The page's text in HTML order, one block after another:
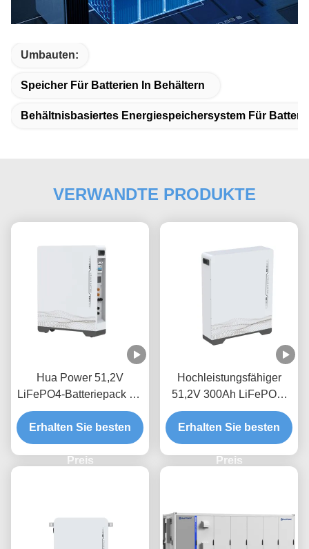
Umbauten:
Speicher Für Batterien In Behältern
Behältnisbasiertes Energiespeichersystem Für
VERWANDTE PRODUKTE
Hua Power 51,2V
LiFePO4-Batteriepack mit
200Ah Kapazität und
10240Wh Nennkapazität
für eine lange
Lebensdauer von 6000
Erhalten Sie besten
Preis
Hochleistungsfähiger
51,2V 300Ah LiFePO4-
Batteriepack mit 15 kWh
Energiespeicher für
Heimsysteme
Erhalten Sie besten
Preis